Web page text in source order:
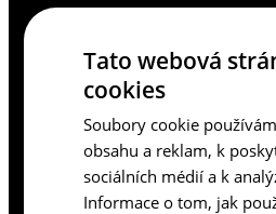
Získáte přístup do
objednávek.
Ušetříte čas při
údajů.
Ještě nemáte účet?
Tato webová
cookies
Soubory cookie
obsahu a reklam, k
sociálních médií a k
Informace o tom, jak